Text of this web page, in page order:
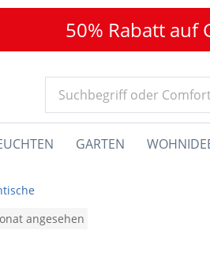
50% Rabatt auf
GARTEN
angesehen